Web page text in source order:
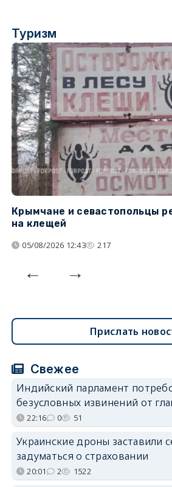
Туризм
Крымчане и севастопольцы
на клещей
05/08/2026 12:43 217
Прислать
Свежее
Индийский парламент
безусловных извинений от
22:16 0 51
Украинские дроны заставили
задуматься о страховании
20:01 2 1522